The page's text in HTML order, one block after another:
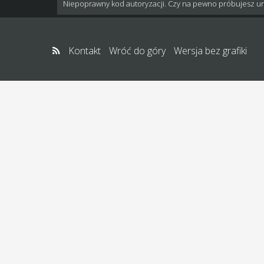
Niepoprawny kod autoryzacji. Czy na pewno próbujesz
Kontakt Wróć do góry Wersja bez grafiki